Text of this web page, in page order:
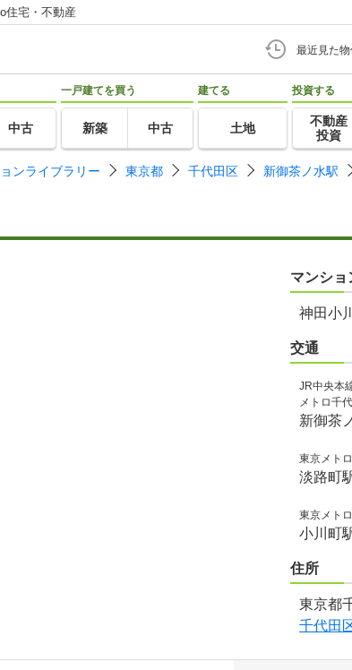
住宅・不動産
最近見た
中古
一戸建てを買う
新築 中古
建てる
土地
投資する
不動産
投資
ンライブラリー 東京都 千代田区 新御茶ノ水駅
マンショ
神田小
交通
JR中央本
メトロ千
新御茶
東京メト
淡路町
東京メト
小川町
住所
東京都
千代田